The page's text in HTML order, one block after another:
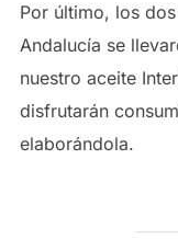
Por último, los
Andalucía se
nuestro aceite
disfrutarán
elaborándola.